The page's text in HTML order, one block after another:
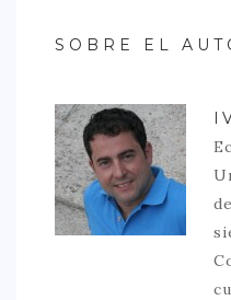
SOBRE EL